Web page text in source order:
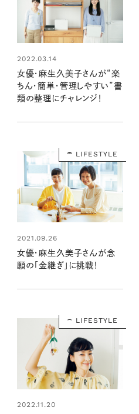
2022.03.14
女優・麻生久美子さんが“楽
ちん・簡単・管理しやすい”書
類の整理にチャレンジ！
LIFESTYLE
2021.09.26
女優・麻生久美子さんが念
願の「金継ぎ」に挑戦！
LIFESTYLE
2022.11.20